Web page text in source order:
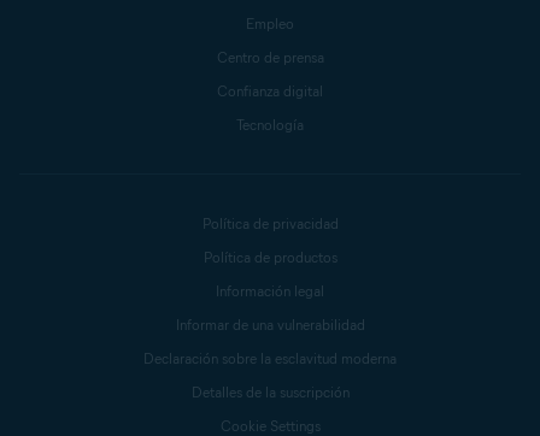
Empleo
Centro de prensa
Confianza digital
Tecnología
Política de privacidad
Política de productos
Información legal
Informar de una vulnerabilidad
Declaración sobre la esclavitud moderna
Detalles de la suscripción
Cookie Settings